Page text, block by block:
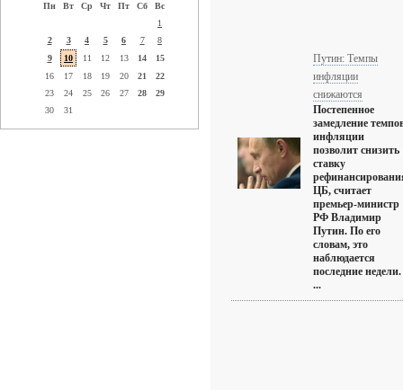
Пн
Вт Ср Чт Пт Сб
Вс
1
2
3 4 5 6 7
8
9
10 11 12 13 14
15
16
17 18 19 20 21
22
23
24 25 26 27 28
29
30
31
Путин: Темпы
инфляции
снижаются
Постепенное
замедление
инфляции
позволит снизить
ставку
ЦБ, считает
премьер-министр
РФ Владимир
Путин. По его
словам, это
наблюдается
последние недели.
...